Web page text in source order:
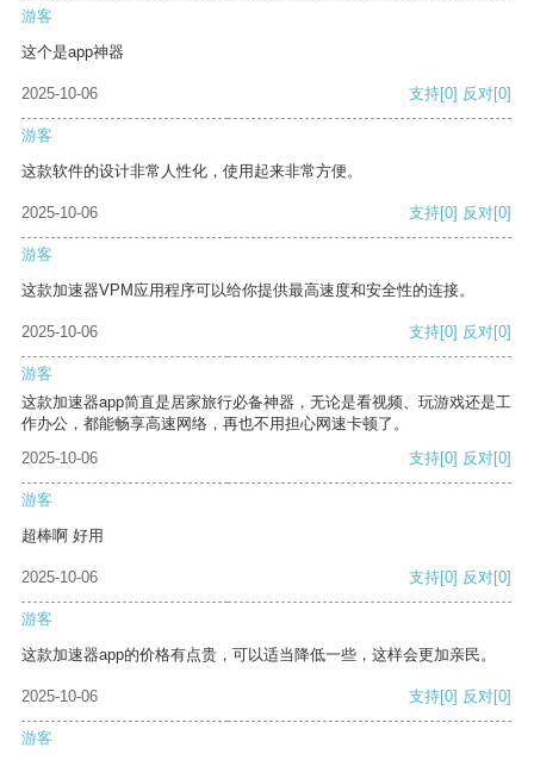
游客
这个是app神器
2025-10-06 支持[0] 反对[0]
游客
这款软件的设计非常人性化，使用起来非常方便。
2025-10-06 支持[0] 反对[0]
游客
这款加速器VPM应用程序可以给你提供最高速度和安全性的连接。
2025-10-06 支持[0] 反对[0]
游客
这款加速器app简直是居家旅行必备神器，无论是看视频、玩游戏还是工
作办公，都能畅享高速网络，再也不用担心网速卡顿了。
2025-10-06
支持[0] 反对[0]
游客
超棒啊 好用
2025-10-06 支持[0] 反对[0]
游客
这款加速器app的价格有点贵，可以适当降低一些，这样会更加亲民。
2025-10-06 支持[0] 反对[0]
游客